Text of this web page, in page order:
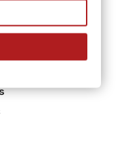
godets ?
l’aquarelle
Extra-fine
et acrylique